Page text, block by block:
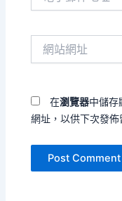
在瀏覽器中儲存
網址，以供下次發佈